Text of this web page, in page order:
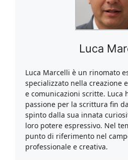
Luca
Luca Marcelli è un rinomato
specializzato nella creazione
e comunicazioni scritte. Luca
passione per la scrittura fin
spinto dalla sua innata
loro potere espressivo. Nel
punto di riferimento nel
professionale e creativa.